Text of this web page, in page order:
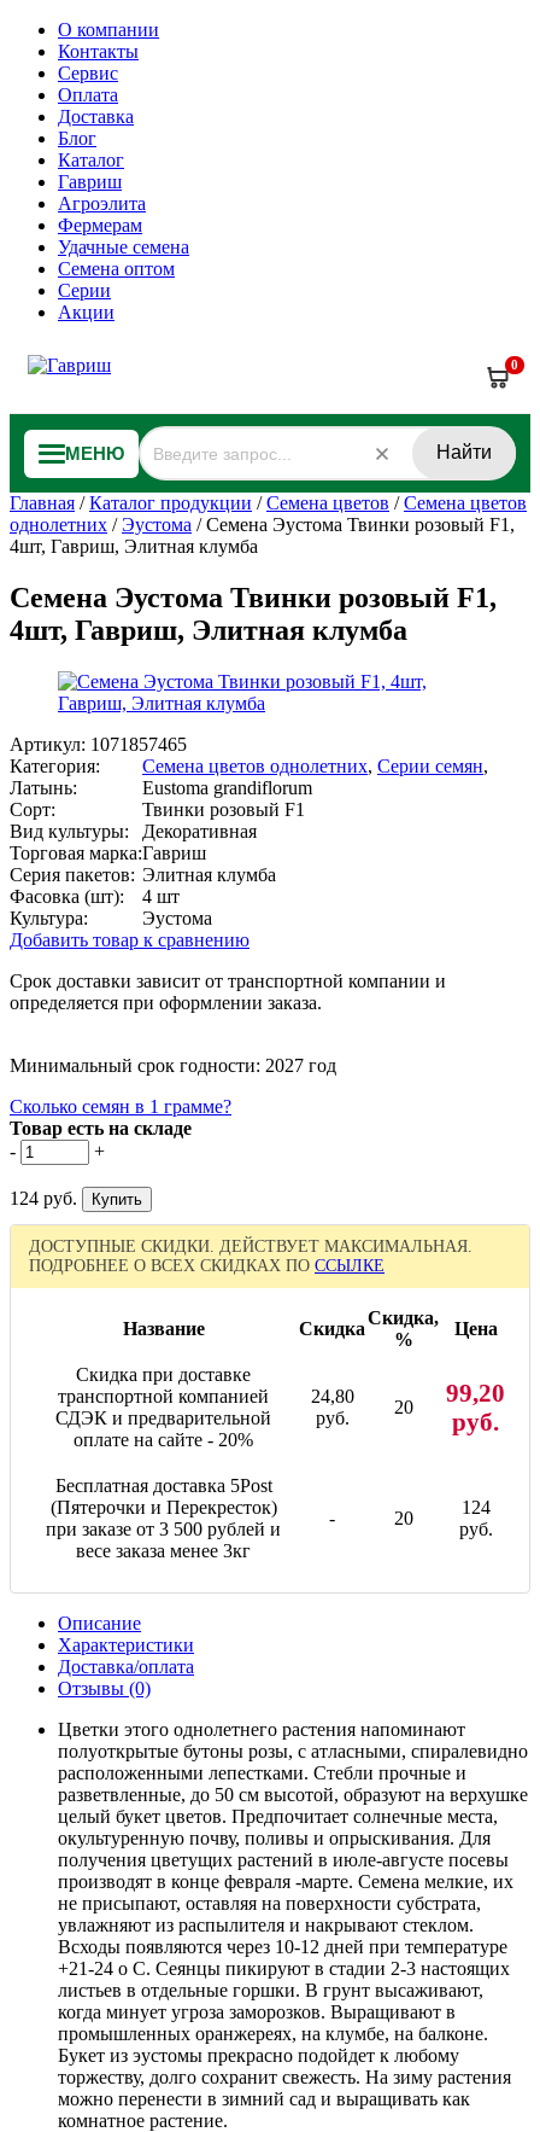
О компании
Контакты
Сервис
Оплата
Доставка
Блог
Каталог
Гавриш
Агроэлита
Фермерам
Удачные семена
Семена оптом
Серии
Акции
0
МЕНЮ Найти
Главная /Каталог продукции /Семена цветов /Семена цветов
однолетних /Эустома /Семена Эустома Твинки розовый F1,
4шт, Гавриш, Элитная клумба
Семена Эустома Твинки розовый F1,
4шт, Гавриш, Элитная клумба
Артикул: 1071857465
Категория:
Семена цветов однолетних, Серии семян,
Латынь:
Eustoma grandiflorum
Сорт:
Твинки розовый F1
Вид культуры:
Декоративная
Торговая марка:Гавриш
Серия пакетов: Элитная клумба
Фасовка (шт):
4 шт
Культура:
Эустома
Добавить товар к сравнению
Срок доставки зависит от транспортной компании и
определяется при оформлении заказа.
Минимальный срок годности: 2027 год
Сколько семян в 1 грамме?
Товар есть на складе
-
+
124 руб.
ДОСТУПНЫЕ СКИДКИ. ДЕЙСТВУЕТ МАКСИМАЛЬНАЯ.
ПОДРОБНЕЕ О ВСЕХ СКИДКАХ ПО ССЫЛКЕ
Название Скидка
Скидка,
%
Цена
Скидка при доставке
транспортной компанией
СДЭК и предварительной
оплате на сайте - 20%
24,80
руб.
20
99,20
руб.
Бесплатная доставка 5Post
(Пятерочки и Перекресток)
при заказе от 3 500 рублей и
весе заказа менее 3кг
- 20
124
руб.
Описание
Характеристики
Доставка/оплата
Отзывы (0)
Цветки этого однолетнего растения напоминают
полуоткрытые бутоны розы, с атласными, спиралевидно
расположенными лепестками. Стебли прочные и
разветвленные, до 50 см высотой, образуют на верхушке
целый букет цветов. Предпочитает солнечные места,
окультуренную почву, поливы и опрыскивания. Для
получения цветущих растений в июле-августе посевы
производят в конце февраля -марте. Семена мелкие, их
не присыпают, оставляя на поверхности субстрата,
увлажняют из распылителя и накрывают стеклом.
Всходы появляются через 10-12 дней при температуре
+21-24 о С. Сеянцы пикируют в стадии 2-3 настоящих
листьев в отдельные горшки. В грунт высаживают,
когда минует угроза заморозков. Выращивают в
промышленных оранжереях, на клумбе, на балконе.
Букет из эустомы прекрасно подойдет к любому
торжеству, долго сохранит свежесть. На зиму растения
можно перенести в зимний сад и выращивать как
комнатное растение.